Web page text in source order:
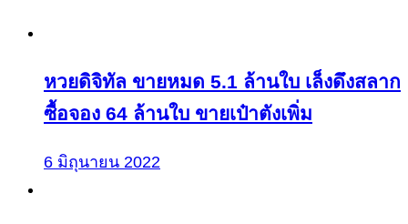
หวยดิจิทัล ขายหมด 5.1 ล้านใบ เล็งดึงสลาก
ซื้อจอง 64 ล้านใบ ขายเป๋าตังเพิ่ม
6 มิถุนายน 2022